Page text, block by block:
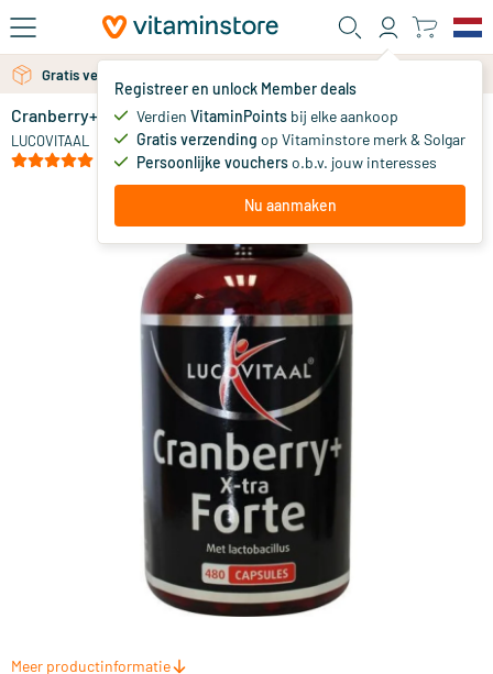
Ga naar de hoofdinhoud
Registreer en unlock Member deals
Verdien VitaminPoints bij elke aankoop
Gratis verzending op Vitaminstore merk & Solgar
Persoonlijke voucherso.b.v. jouw interesses
Nu aanmaken
Gratis verzending vanaf 25 euro
Gratis persoonlijk advies via chat of email
Cranberry+ xtra forte
LUCOVITAAL
79.
Meer productinformatie